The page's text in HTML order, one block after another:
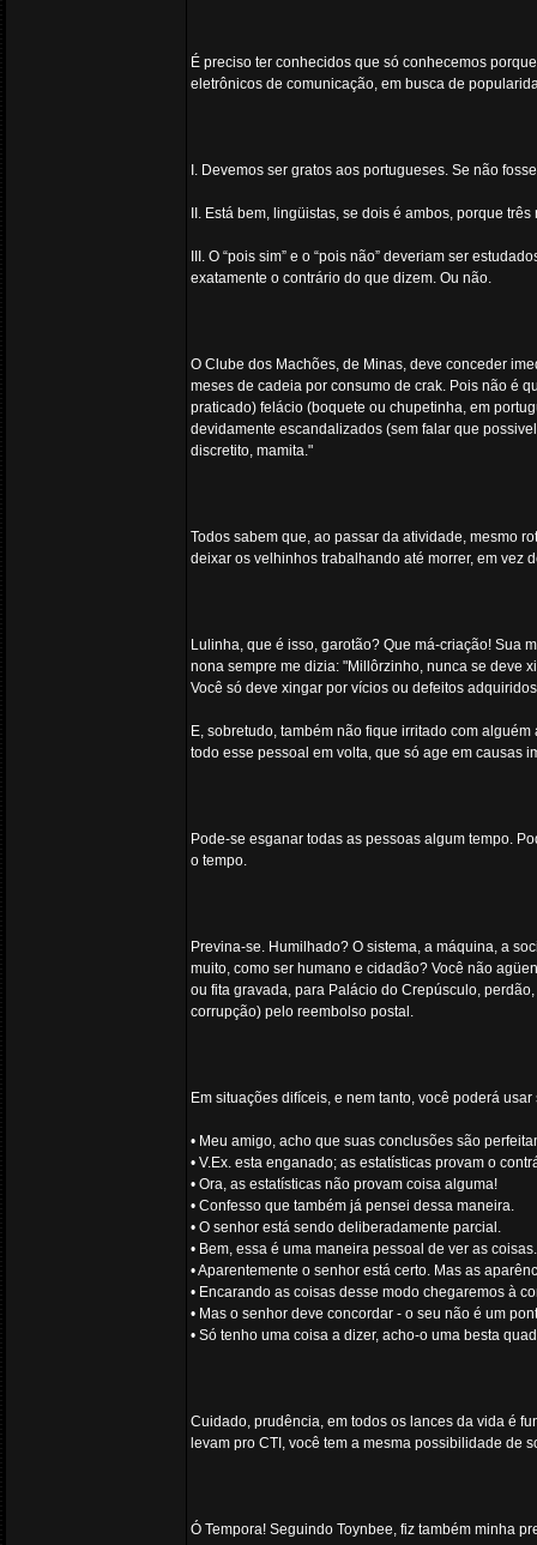
É preciso ter conhecidos que só conhecemos
eletrônicos de comunicação, em busca de
I. Devemos ser gratos aos portugueses. Se não
II. Está bem, lingüistas, se dois é ambos, porque
III. O “pois sim” e o “pois não” deveriam ser
exatamente o contrário do que dizem. Ou não.
O Clube dos Machões, de Minas, deve conceder
meses de cadeia por consumo de crak. Pois não é
praticado) felácio (boquete ou chupetinha, em
devidamente escandalizados (sem falar que
discretito, mamita."
Todos sabem que, ao passar da atividade, mesmo
deixar os velhinhos trabalhando até morrer, em vez
Lulinha, que é isso, garotão? Que má-criação! Sua
nona sempre me dizia: "Millôrzinho, nunca se deve
Você só deve xingar por vícios ou defeitos
E, sobretudo, também não fique irritado com
todo esse pessoal em volta, que só age em causas
Pode-se esganar todas as pessoas algum tempo.
o tempo.
Previna-se. Humilhado? O sistema, a máquina, a
muito, como ser humano e cidadão? Você não
ou fita gravada, para Palácio do Crepúsculo,
corrupção) pelo reembolso postal.
Em situações difíceis, e nem tanto, você poderá
• Meu amigo, acho que suas conclusões são
• V.Ex. esta enganado; as estatísticas provam o
• Ora, as estatísticas não provam coisa alguma!
• Confesso que também já pensei dessa maneira.
• O senhor está sendo deliberadamente parcial.
• Bem, essa é uma maneira pessoal de ver as coisas.
• Aparentemente o senhor está certo. Mas as
• Encarando as coisas desse modo chegaremos à
• Mas o senhor deve concordar - o seu não é um
• Só tenho uma coisa a dizer, acho-o uma besta
Cuidado, prudência, em todos os lances da vida é
levam pro CTI, você tem a mesma possibilidade de
Ó Tempora! Seguindo Toynbee, fiz também minha